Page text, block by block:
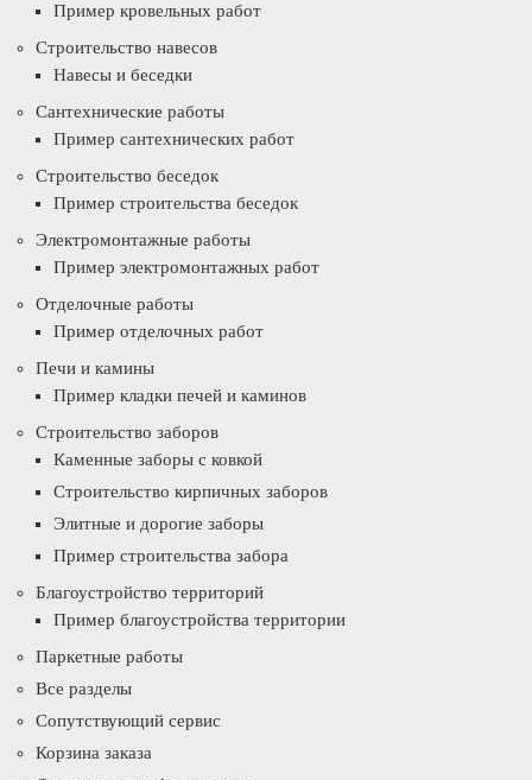
Пример кровельных работ
Строительство навесов
Навесы и беседки
Сантехнические работы
Пример сантехнических работ
Строительство беседок
Пример строительства беседок
Электромонтажные работы
Пример электромонтажных работ
Отделочные работы
Пример отделочных работ
Печи и камины
Пример кладки печей и каминов
Строительство заборов
Каменные заборы с ковкой
Строительство кирпичных заборов
Элитные и дорогие заборы
Пример строительства забора
Благоустройство территорий
Пример благоустройства территории
Паркетные работы
Все разделы
Сопутствующий сервис
Корзина заказа